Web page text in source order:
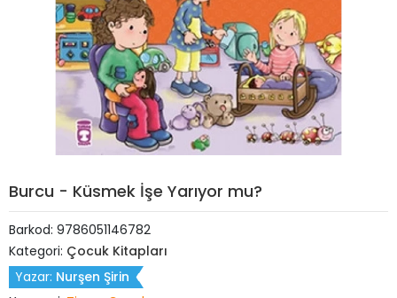
Burcu - Küsmek İşe Yarıyor mu?
Barkod: 9786051146782
Kategori: Çocuk Kitapları
Yazar: Nurşen Şirin